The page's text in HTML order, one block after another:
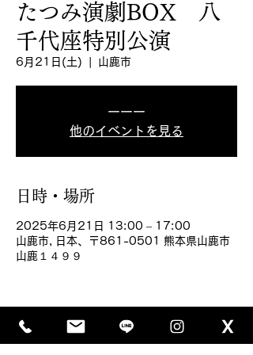
たつみ演劇BOX 八
千代座特別公演
6月21日(土) 山鹿市
ーーー
他のイベントを見る
日時・場所
2025年6月21日 13:00 – 17:00
山鹿市, 日本、〒861-0501 熊本県山鹿市
山鹿１４９９
このイベントをシェア